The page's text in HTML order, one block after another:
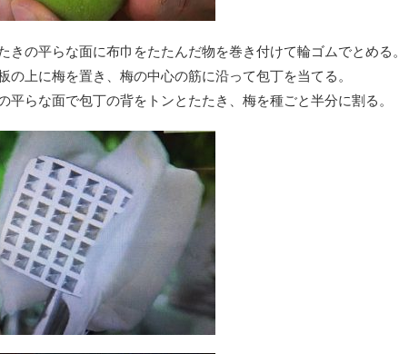
きの平らな面に布巾をたたんだ物を巻き付けて輪ゴムでとめる。
の上に梅を置き、梅の中心の筋に沿って包丁を当てる。
平らな面で包丁の背をトンとたたき、梅を種ごと半分に割る。